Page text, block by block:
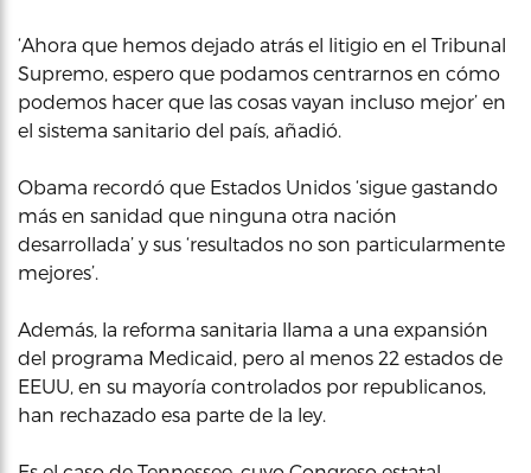
‘Ahora que hemos dejado atrás el litigio en el Tribunal
Supremo, espero que podamos centrarnos en cómo
podemos hacer que las cosas vayan incluso mejor’ en
el sistema sanitario del país, añadió.
Obama recordó que Estados Unidos ‘sigue gastando
más en sanidad que ninguna otra nación
desarrollada’ y sus ‘resultados no son particularmente
mejores’.
Además, la reforma sanitaria llama a una expansión
del programa Medicaid, pero al menos 22 estados de
EEUU, en su mayoría controlados por republicanos,
han rechazado esa parte de la ley.